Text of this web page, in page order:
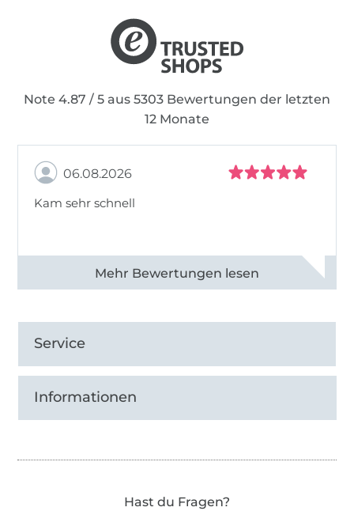
Note 4.87 / 5 aus 5303 Bewertungen der letzten
12 Monate
06.08.2026
Kam sehr schnell
Alle 82950 Bewertungen ansehen
Service
Informationen
Hast du Fragen?